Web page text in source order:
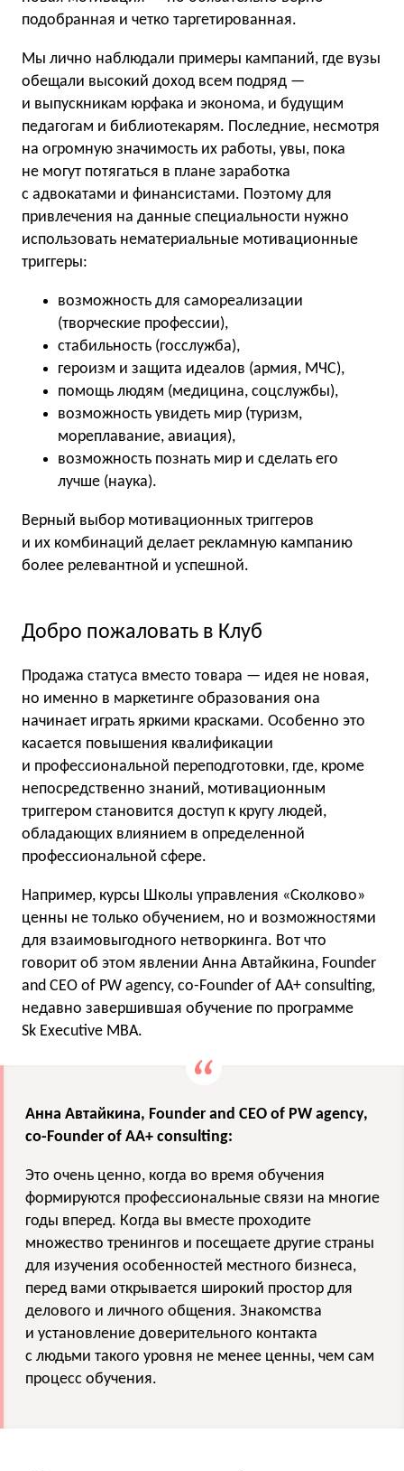
подобранная и четко таргетированная.
Мы лично наблюдали примеры кампаний, где вузы
обещали высокий доход всем подряд —
и выпускникам юрфака и эконома, и будущим
педагогам и библиотекарям. Последние, несмотря
на огромную значимость их работы, увы, пока
не могут потягаться в плане заработка
с адвокатами и финансистами. Поэтому для
привлечения на данные специальности нужно
использовать нематериальные мотивационные
триггеры:
возможность для самореализации
(творческие профессии),
стабильность (госслужба),
героизм и защита идеалов (армия, МЧС),
помощь людям (медицина, соцслужбы),
возможность увидеть мир (туризм,
мореплавание, авиация),
возможность познать мир и сделать его
лучше (наука).
Верный выбор мотивационных триггеров
и их комбинаций делает рекламную кампанию
более релевантной и успешной.
Добро пожаловать в Клуб
Продажа статуса вместо товара — идея не новая,
но именно в маркетинге образования она
начинает играть яркими красками. Особенно это
касается повышения квалификации
и профессиональной переподготовки, где, кроме
непосредственно знаний, мотивационным
триггером становится доступ к кругу людей,
обладающих влиянием в определенной
профессиональной сфере.
Например, курсы Школы управления «Сколково»
ценны не только обучением, но и возможностями
для взаимовыгодного нетворкинга. Вот что
говорит об этом явлении Анна Автайкина, Founder
and CEO of PW agency, co-Founder of AA+ consulting,
недавно завершившая обучение по программе
Sk Executive MBA.
Анна Автайкина, Founder and CEO of PW agency,
co-Founder of AA+ consulting:
Это очень ценно, когда во время обучения
формируются профессиональные связи на многие
годы вперед. Когда вы вместе проходите
множество тренингов и посещаете другие страны
для изучения особенностей местного бизнеса,
перед вами открывается широкий простор для
делового и личного общения. Знакомства
и установление доверительного контакта
с людьми такого уровня не менее ценны, чем сам
процесс обучения.